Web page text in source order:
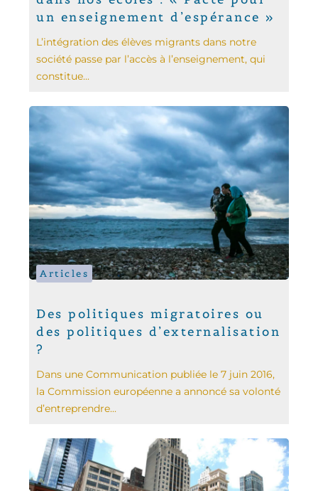
un enseignement d’espérance »
L’intégration des élèves migrants dans notre
société passe par l’accès à l’enseignement, qui
constitue...
Articles
Des politiques migratoires ou
des politiques d’externalisation
?
Dans une Communication publiée le 7 juin 2016,
la Commission européenne a annoncé sa volonté
d’entreprendre...